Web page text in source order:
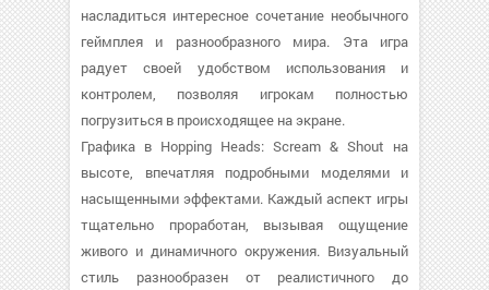
насладиться интересное сочетание необычного
геймплея и разнообразного мира. Эта игра
радует своей удобством использования и
контролем, позволяя игрокам полностью
погрузиться в происходящее на экране.
Графика в Hopping Heads: Scream & Shout на
высоте, впечатляя подробными моделями и
насыщенными эффектами. Каждый аспект игры
тщательно проработан, вызывая ощущение
живого и динамичного окружения. Визуальный
стиль разнообразен от реалистичного до